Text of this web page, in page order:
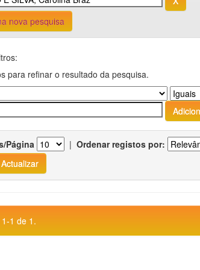
nova pesquisa
para refinar o resultado da pesquisa.
Página | Ordenar registos por:
1 de 1.